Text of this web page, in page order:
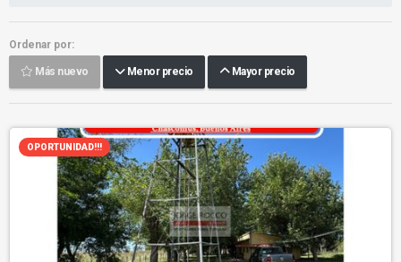
Ordenar por:
Más nuevo Menor precio Mayor precio
OPORTUNIDAD!!!